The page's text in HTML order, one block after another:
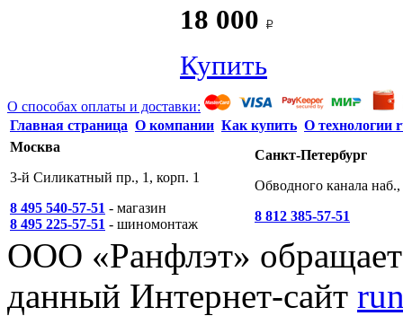
18 000
Купить
О способах оплаты и доставки:
Главная страница О компании Как купить О технологии
Москва
3-й Силикатный пр., 1, корп. 1
8 495 540-57-51 - магазин
8 495 225-57-51 - шиномонтаж
Санкт-Петербург
Обводного канала
8 812 385-57-51
ООО «Ранфлэт»
данный Интернет-сайт